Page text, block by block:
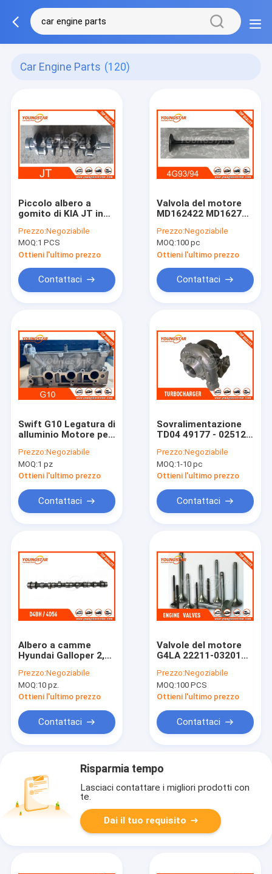
Car Engine Parts (120)
Piccolo albero a
gomito di KIA JT in
automobile
OK75A11301
Prezzo:Negoziabile
MOQ:1 PCS
Ottieni l'ultimo prezzo
Contattaci
Valvola del motore
MD162422 MD162799
dell'automobile di
Mitusbishi 4G93
4G94
Prezzo:Negoziabile
MOQ:100 pc
Ottieni l'ultimo prezzo
Contattaci
Swift G10 Legatura di
alluminio Motore per
cilindro 1.0 SOHC
Sistema di valvole
Prezzo:Negoziabile
MOQ:1 pz
Ottieni l'ultimo prezzo
Contattaci
Sovralimentazione
TD04 49177 - 02512
automobile di
MITSUBISHI 4D56 di
prestazione
Prezzo:Negoziabile
MOQ:1-10 pc
Ottieni l'ultimo prezzo
Contattaci
Albero a camme
Hyundai Galloper 2,5
D4BH 24110-42501
2411042501 di TDI 65
& 73 del motore di
Prezzo:Negoziabile
MOQ:10 pz.
Ottieni l'ultimo prezzo
Contattaci
Valvole del motore
G4LA 22211-03201
veicolo di trasporto
del metallo di
Hyundai
Prezzo:Negoziabile
MOQ:100 PCS
Ottieni l'ultimo prezzo
Contattaci
Risparmia tempo
Lasciaci contattare i migliori prodotti con
te.
Dai il tuo requisito